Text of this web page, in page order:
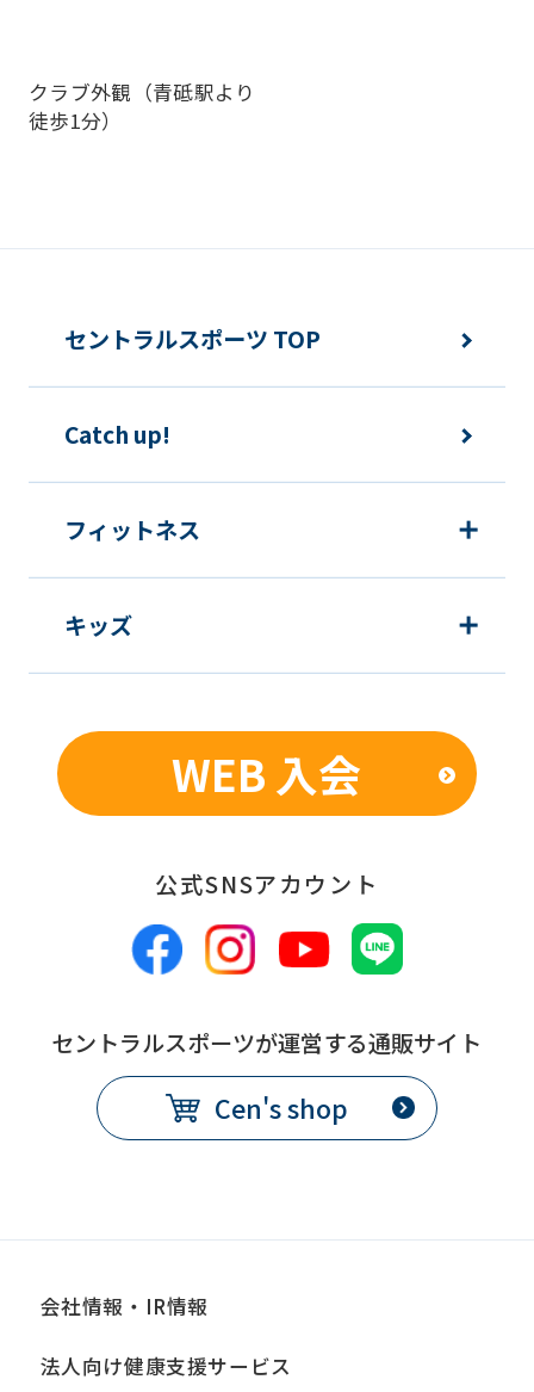
クラブ外観（青砥駅より
徒歩1分）
We
ask
this
service.
Automatic
セントラルスポーツ TOP
Catch up!
フィットネス
キッズ
WEB 入会
公式SNSアカウント
セントラルスポーツが運営する通販サイト
Cen's shop
会社情報・IR情報
法人向け健康支援サービス